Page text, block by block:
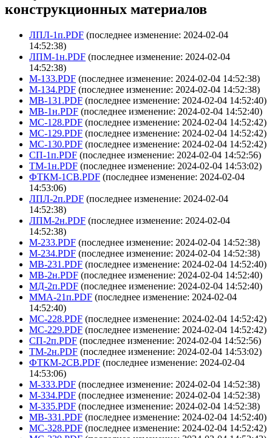
конструкционных материалов
ЛПЛ-1п.PDF (последнее изменение: 2024-02-04
14:52:38)
ЛПМ-1н.PDF (последнее изменение: 2024-02-04
14:52:38)
М-133.PDF (последнее изменение: 2024-02-04 14:52:38)
М-134.PDF (последнее изменение: 2024-02-04 14:52:38)
МВ-131.PDF (последнее изменение: 2024-02-04 14:52:40)
МВ-1н.PDF (последнее изменение: 2024-02-04 14:52:40)
МС-128.PDF (последнее изменение: 2024-02-04 14:52:42)
МС-129.PDF (последнее изменение: 2024-02-04 14:52:42)
МС-130.PDF (последнее изменение: 2024-02-04 14:52:42)
СП-1п.PDF (последнее изменение: 2024-02-04 14:52:56)
ТМ-1н.PDF (последнее изменение: 2024-02-04 14:53:02)
ФТКМ-1СВ.PDF (последнее изменение: 2024-02-04
14:53:06)
ЛПЛ-2п.PDF (последнее изменение: 2024-02-04
14:52:38)
ЛПМ-2н.PDF (последнее изменение: 2024-02-04
14:52:38)
М-233.PDF (последнее изменение: 2024-02-04 14:52:38)
М-234.PDF (последнее изменение: 2024-02-04 14:52:38)
МВ-231.PDF (последнее изменение: 2024-02-04 14:52:40)
МВ-2н.PDF (последнее изменение: 2024-02-04 14:52:40)
МД-2п.PDF (последнее изменение: 2024-02-04 14:52:40)
ММА-21п.PDF (последнее изменение: 2024-02-04
14:52:40)
МС-228.PDF (последнее изменение: 2024-02-04 14:52:42)
МС-229.PDF (последнее изменение: 2024-02-04 14:52:42)
СП-2п.PDF (последнее изменение: 2024-02-04 14:52:56)
ТМ-2н.PDF (последнее изменение: 2024-02-04 14:53:02)
ФТКМ-2СВ.PDF (последнее изменение: 2024-02-04
14:53:06)
М-333.PDF (последнее изменение: 2024-02-04 14:52:38)
М-334.PDF (последнее изменение: 2024-02-04 14:52:38)
М-335.PDF (последнее изменение: 2024-02-04 14:52:38)
МВ-331.PDF (последнее изменение: 2024-02-04 14:52:40)
МС-328.PDF (последнее изменение: 2024-02-04 14:52:42)